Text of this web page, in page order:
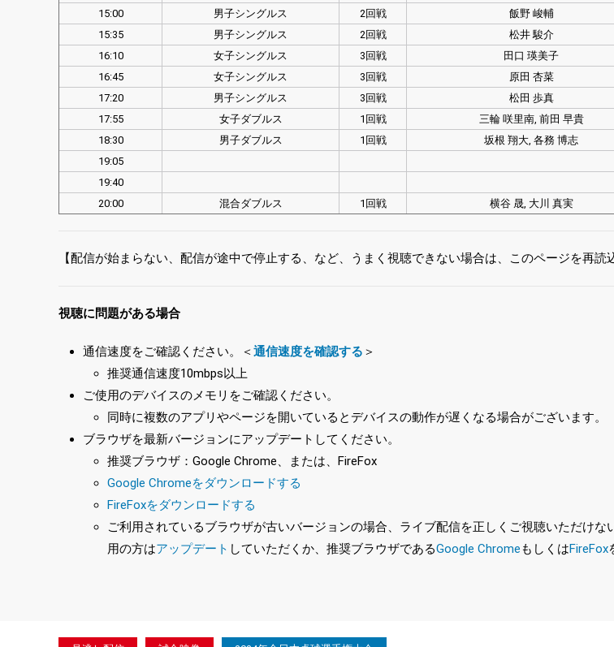
15:00
男子シングルス 2回戦 飯野 峻輔
15:35
男子シングルス 2回戦 松井 駿介
16:10
女子シングルス 3回戦 田口 瑛美子
16:45
女子シングルス 3回戦 原田 杏菜
17:20
男子シングルス 3回戦 松田 歩真
17:55
女子ダブルス 1回戦 三輪 咲里南, 前田 早貴
18:30
男子ダブルス 1回戦 坂根 翔大, 各務 博志
19:05
19:40
20:00
混合ダブルス 1回戦 横谷 晟, 大川 真実
【配信が始まらない、配信が途中で停止する、など、うまく視聴できない場合は、このページを再読
視聴に問題がある場合
通信速度をご確認ください。＜通信速度を確認する ＞
推奨通信速度10mbps以上
ご使用のデバイスのメモリをご確認ください。
同時に複数のアプリやページを開いているとデバイスの動作が遅くなる場合がございます。
ブラウザを最新バージョンにアップデートしてください。
推奨ブラウザ：Google Chrome、または、FireFox
Google Chromeをダウンロードする
FireFoxをダウンロードする
ご利用されているブラウザが古いバージョンの場合、ライブ配信を正しくご視聴いただけ
用の方はアップデート していただくか、推奨ブラウザであるGoogle ChromeもしくはFireFox